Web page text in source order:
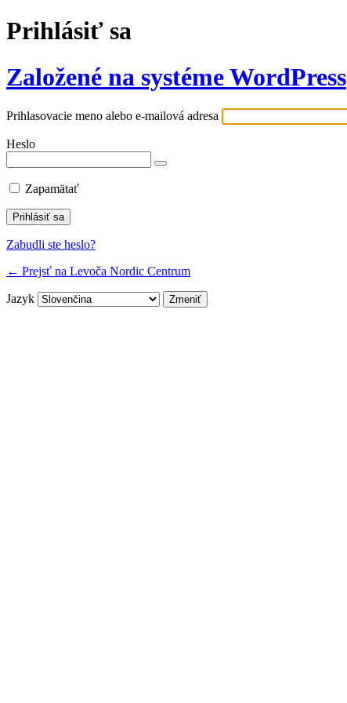
Prihlásiť sa
Založené na systéme WordPress
Prihlasovacie meno alebo e-mailová adresa
Heslo
Zapamätať
Zabudli ste heslo?
← Prejsť na Levoča Nordic Centrum
Jazyk